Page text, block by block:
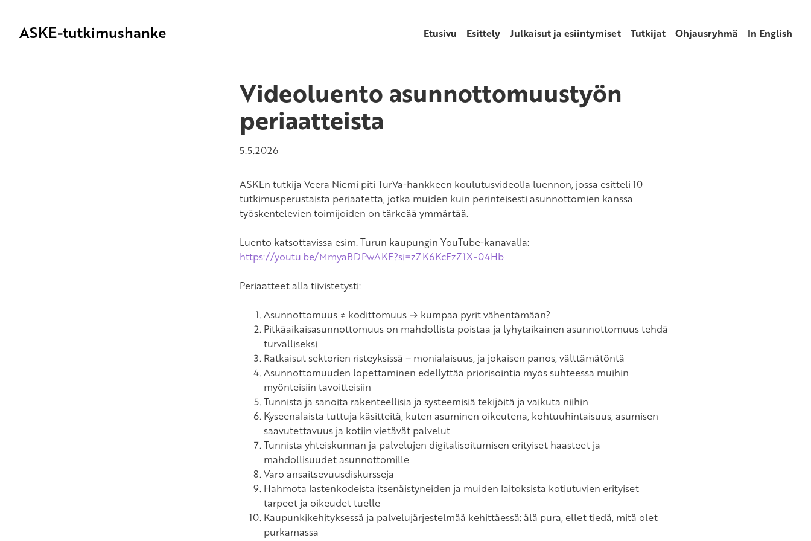
ASKE-tutkimushanke Etusivu Esittely Julkaisut ja esiintymiset Tutkijat Ohjausryhmä In English
Videoluento asunnottomuustyön
periaatteista
5.5.2026
ASKEn tutkija Veera Niemi piti TurVa-hankkeen koulutusvideolla luennon, jossa esitteli 10
tutkimusperustaista periaatetta, jotka muiden kuin perinteisesti asunnottomien kanssa
työskentelevien toimijoiden on tärkeää ymmärtää.
Luento katsottavissa esim. Turun kaupungin YouTube-kanavalla:
https://youtu.be/MmyaBDPwAKE?si=zZK6KcFzZ1X-04Hb
Periaatteet alla tiivistetysti:
Asunnottomuus ≠ kodittomuus → kumpaa pyrit vähentämään?
Pitkäaikaisasunnottomuus on mahdollista poistaa ja lyhytaikainen asunnottomuus tehdä
turvalliseksi
Ratkaisut sektorien risteyksissä – monialaisuus, ja jokaisen panos, välttämätöntä
Asunnottomuuden lopettaminen edellyttää priorisointia myös suhteessa muihin
myönteisiin tavoitteisiin
Tunnista ja sanoita rakenteellisia ja systeemisiä tekijöitä ja vaikuta niihin
Kyseenalaista tuttuja käsitteitä, kuten asuminen oikeutena, kohtuuhintaisuus, asumisen
saavutettavuus ja kotiin vietävät palvelut
Tunnista yhteiskunnan ja palvelujen digitalisoitumisen erityiset haasteet ja
mahdollisuudet asunnottomille
Varo ansaitsevuusdiskursseja
Hahmota lastenkodeista itsenäistyneiden ja muiden laitoksista kotiutuvien erityiset
tarpeet ja oikeudet tuelle
Kaupunkikehityksessä ja palvelujärjestelmää kehittäessä: älä pura, ellet tiedä, mitä olet
purkamassa